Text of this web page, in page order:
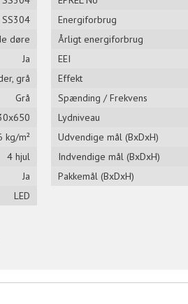
SS304
døre
Ja
grå
Grå
kg/m²
4 hjul
Ja
LED
Energiforbrug
Årligt energiforbrug
EEI
Effekt
Spænding / Frekvens
Lydniveau
Udvendige mål (BxDxH)
Indvendige mål (BxDxH)
Pakkemål (BxDxH)